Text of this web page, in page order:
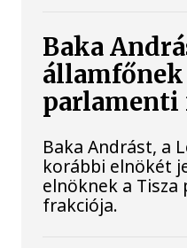
Baka
államfőnek
Baka Andrást, a
korábbi elnökét
elnöknek a
frakciója.